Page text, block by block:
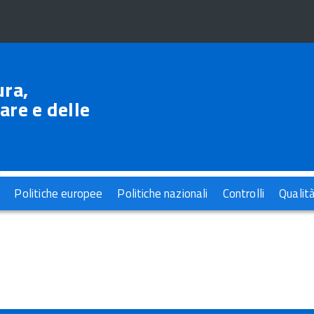
e delle
Politiche europee Politiche nazionali Controlli